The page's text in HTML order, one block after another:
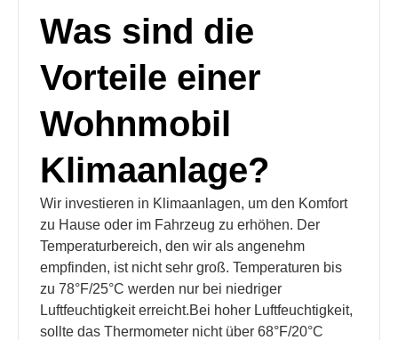
Was sind die
Vorteile einer
Wohnmobil
Klimaanlage?
Wir investieren in Klimaanlagen, um den Komfort
zu Hause oder im Fahrzeug zu erhöhen. Der
Temperaturbereich, den wir als angenehm
empfinden, ist nicht sehr groß. Temperaturen bis
zu 78°F/25°C werden nur bei niedriger
Luftfeuchtigkeit erreicht.Bei hoher Luftfeuchtigkeit,
sollte das Thermometer nicht über 68°F/20°C